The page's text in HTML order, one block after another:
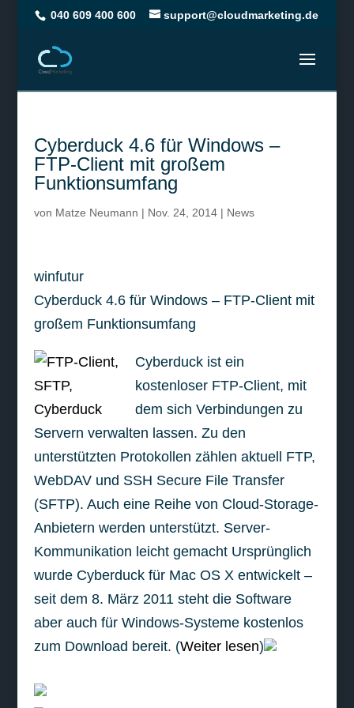
040 609 400 600 support@cloudmarketing.de
Cyberduck 4.6 für Windows –
FTP-Client mit großem
Funktionsumfang
von Matze Neumann | Nov. 24, 2014| News
winfutur
Cyberduck 4.6 für Windows – FTP-Client mit
großem Funktionsumfang
Cyberduck ist ein
kostenloser FTP-Client, mit
dem sich Verbindungen zu
Servern verwalten lassen. Zu den
unterstützten Protokollen zählen aktuell FTP,
WebDAV und SSH Secure File Transfer
(SFTP). Auch eine Reihe von Cloud-Storage-
Anbietern werden unterstützt. Server-
Kommunikation leicht gemacht Ursprünglich
wurde Cyberduck für Mac OS X entwickelt –
seit dem 8. März 2011 steht die Software
aber auch für Windows-Systeme kostenlos
zum Download bereit. (Weiter lesen)